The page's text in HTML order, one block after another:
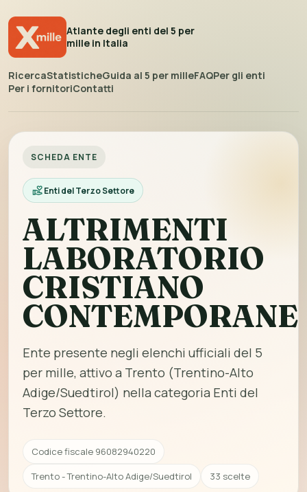
Atlante degli enti del 5 per
mille in Italia
RicercaStatisticheGuida al 5 per milleFAQPer gli enti
Per i fornitoriContatti
SCHEDA ENTE
Enti del Terzo Settore
ALTRIMENTI
LABORATORIO
CRISTIANO
Ente presente negli elenchi ufficiali del 5
per mille, attivo a Trento (Trentino-Alto
Adige/Suedtirol) nella categoria Enti del
Terzo Settore.
Codice fiscale 96082940220
Trento - Trentino-Alto Adige/Suedtirol
33 scelte